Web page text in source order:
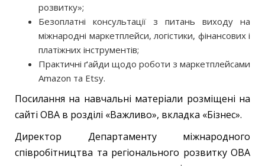
розвитку»;
Безоплатні консультації з питань виходу на
міжнародні маркетплейси, логістики, фінансових і
платіжних інструментів;
Практичні ґайди щодо роботи з маркетплейсами
Amazon та Etsy.
Посилання на навчальні матеріали розміщені на
сайті ОВА в розділі «Важливо», вкладка «Бізнес».
Директор Департаменту міжнародного
співробітництва та регіонального розвитку ОВА